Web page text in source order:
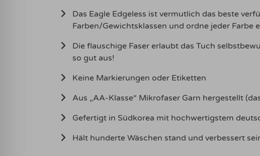
Das Eagle Edgeless ist vermutlich das beste
Farben/Gewichtsklassen und ordne jeder Farbe
Die flauschige Faser erlaubt das Tuch
so gut aus!
Keine Markierungen oder Etiketten
Aus „AA-Klasse“ Mikrofaser Garn hergestellt
Gefertigt in Südkorea mit hochwertigstem
Hält hunderte Wäschen stand und verbessert